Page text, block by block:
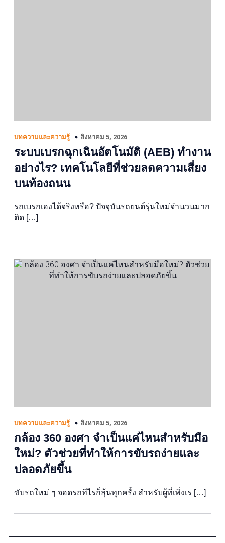
บทความและความรู้ สิงหาคม 5, 2026
ระบบเบรกฉุกเฉินอัตโนมัติ (AEB) ทำงาน
อย่างไร? เทคโนโลยีที่ช่วยลดความเสี่ยง
บนท้องถนน
รถเบรกเองได้จริงหรือ? ปัจจุบันรถยนต์รุ่นใหม่จำนวนมาก
ติด […]
บทความและความรู้ สิงหาคม 5, 2026
กล้อง 360 องศา จำเป็นแค่ไหนสำหรับมือ
ใหม่? ตัวช่วยที่ทำให้การขับรถง่ายและ
ปลอดภัยขึ้น
ขับรถใหม่ ๆ จอดรถทีไรก็ลุ้นทุกครั้ง สำหรับผู้ที่เพิ่งเร […]